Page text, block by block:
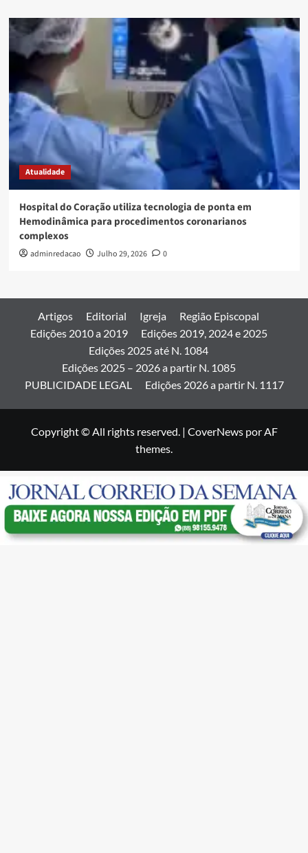
Atualidade
Hospital do Coração utiliza tecnologia de ponta em
Hemodinâmica para procedimentos coronarianos
complexos
adminredacao Julho 29, 2026 0
Artigos Editorial Igreja
Região Episcopal
Edições 2010 a 2019
Edições 2019, 2024 e 2025
Edições 2025 até N. 1084
Edições 2025 – 2026 a partir N. 1085
PUBLICIDADE LEGAL
Edições 2026 a partir N. 1117
Copyright © All rights reserved. | CoverNewspor AF
themes.